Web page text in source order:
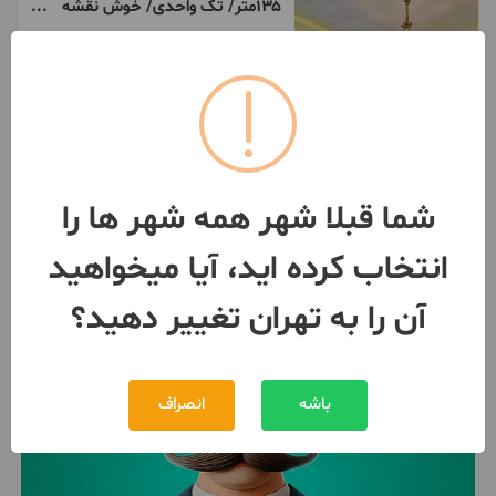
۱۳۵متر/ تک واحدی/ خوش نقشه
بدون ضعف
تهران- بلوار فردوس
2 روز پیش
شما قبلا شهر همه شهر ها را
انتخاب کرده اید، آیا میخواهید
آن را به تهران تغییر دهید؟
باشه انصراف